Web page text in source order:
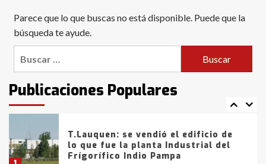
Parece que lo que buscas no está disponible. Puede que la
búsqueda te ayude.
Publicaciones Populares
6
con lluvias y heladas, en gran parte
de la provincia
intentaron evadir a la Policía
fueron detenidos por
comercialización de drogas en la
tarde del sábado
T.Lauquen: se vendió el edificio de
lo que fue la planta Industrial del
Frígorífico Indio Pampa